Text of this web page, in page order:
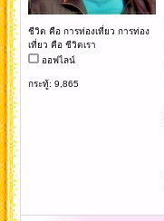
ชีวิต คือ การท่องเที่ยว การท่อง
เที่ยว คือ ชีวิตเรา
ออฟไลน์
กระทู้: 9,865